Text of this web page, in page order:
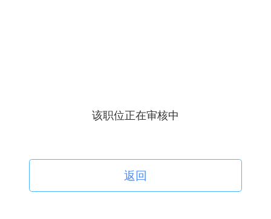
该职位正在审核中
返回